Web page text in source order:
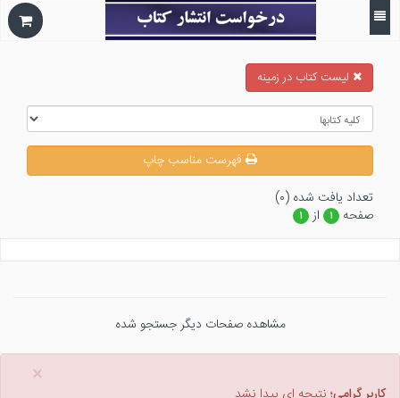
ليست كتاب در زمينه
فهرست مناسب چاپ
تعداد يافت شده (۰)
صفحه
۱ از ۱
مشاهده صفحات دیگر جستجو شده
×